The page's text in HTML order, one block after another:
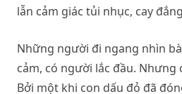
lẫn cảm giác tủi nhục, cay
Những người đi ngang nhìn
cảm, có người lắc đầu. Nhưng
Bởi một khi con dấu đỏ đã